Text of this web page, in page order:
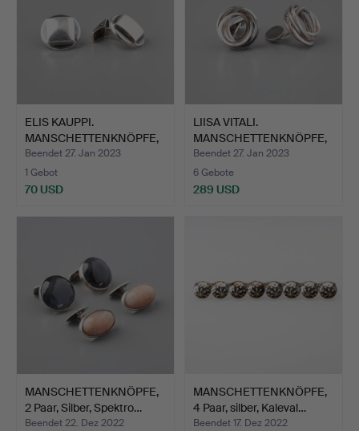
ELIS KAUPPI.
MANSCHETTENKNÖPFE,
Silber, Ku…
Beendet 27. Jan 2023
1 Gebot
70 USD
LIISA VITALI.
MANSCHETTENKNÖPFE,
Silber, K…
Beendet 27. Jan 2023
6 Gebote
289 USD
MANSCHETTENKNÖPFE,
2 Paar, Silber, Spektro…
Beendet 22. Dez 2022
MANSCHETTENKNÖPFE,
4 Paar, silber, Kaleval…
Beendet 17. Dez 2022